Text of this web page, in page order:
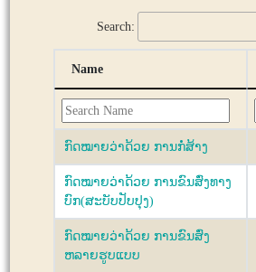
Search:
Name
ກົດໝາຍວ່າດ້ວຍ ການກໍ່ສ້າງ
ກົດໝາຍວ່າດ້ວຍ ການຂົນສົ່ງທາງ
ບົກ(ສະບັບປັບປຸງ)
ກົດໝາຍວ່າດ້ວຍ ການຂົນສົ່ງ
ຫລາຍຮູບແບບ